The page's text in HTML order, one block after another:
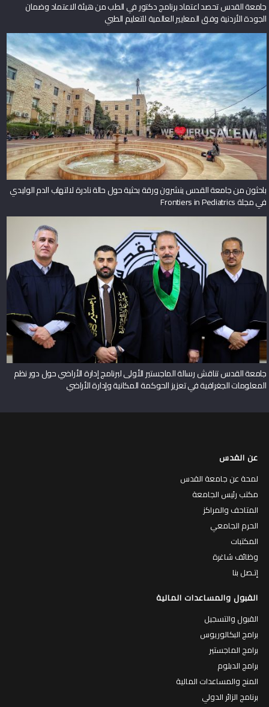
جامعة القدس تحصد اعتماد برنامج دكتور في الطب من هيئة الاعتماد وضمان
الجودة الأردنية وفق المعايير العالمية للتعليم الطبي
باحثون من جامعة القدس ينشرون ورقة بحثية حول حالة نادرة لالتهاب الدم الوليدي
في مجلة Frontiers in Pediatrics
عن القدس
لمحة عن جامعة القدس
مكتب رئيس الجامعة
المتاحف والمراكز
الحرم الجامعي
المكتبات
إتـصل بنا
القبول والمساعدات المالية
القبول والتسجيل
برامج البكالوريوس
برامج الماجستير
برامج الدبلوم